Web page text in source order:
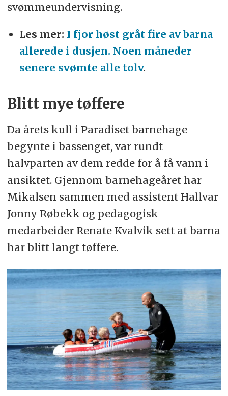
svømmeundervisning.
Les mer: I fjor høst gråt fire av barna
allerede i dusjen. Noen måneder
senere svømte alle tolv.
Blitt mye tøffere
Da årets kull i Paradiset barnehage
begynte i bassenget, var rundt
halvparten av dem redde for å få vann i
ansiktet. Gjennom barnehageåret har
Mikalsen sammen med assistent Hallvar
Jonny Røbekk og pedagogisk
medarbeider Renate Kvalvik sett at barna
har blitt langt tøffere.